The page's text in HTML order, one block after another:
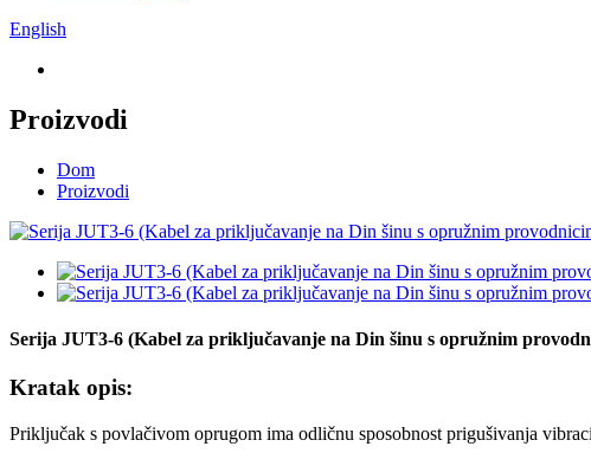
English
Proizvodi
Dom
Proizvodi
Serija JUT3-6 (Kabel za priključavanje na Din šinu s opružnim
Kratak opis:
Priključak s povlačivom oprugom ima odličnu sposobnost prigušivanja